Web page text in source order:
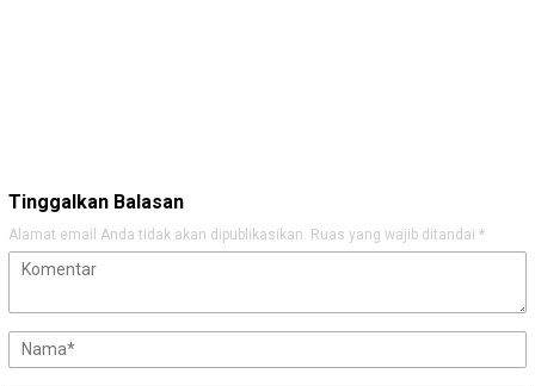
Tinggalkan Balasan
Alamat email Anda tidak akan dipublikasikan. Ruas yang wajib ditandai *